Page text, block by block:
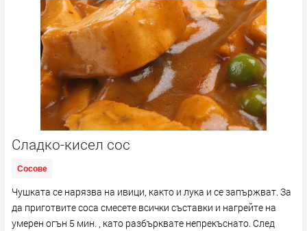
Сладко-кисел сос
Сосове
Чушката се нарязва на ивици, както и лука и се запържват. За
да приготвите соса смесете всички съставки и нагрейте на
умерен огън 5 мин. , като разбърквате непрекъснато. След